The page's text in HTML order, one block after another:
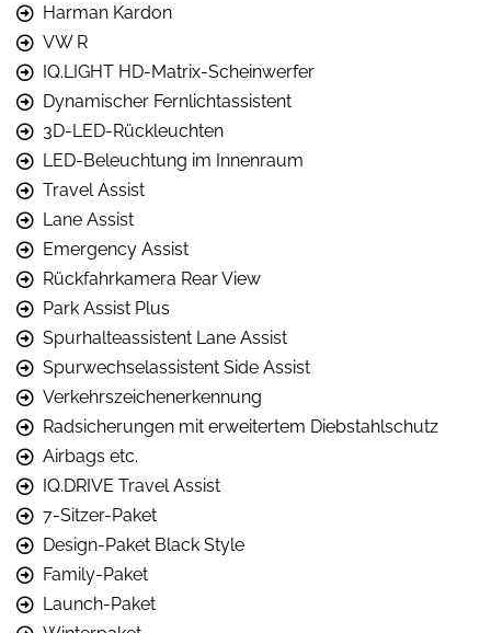
Harman Kardon
VW R
IQ.LIGHT HD-Matrix-Scheinwerfer
Dynamischer Fernlichtassistent
3D-LED-Rückleuchten
LED-Beleuchtung im Innenraum
Travel Assist
Lane Assist
Emergency Assist
Rückfahrkamera Rear View
Park Assist Plus
Spurhalteassistent Lane Assist
Spurwechselassistent Side Assist
Verkehrszeichenerkennung
Radsicherungen mit erweitertem Diebstahlschutz
Airbags etc.
IQ.DRIVE Travel Assist
7-Sitzer-Paket
Design-Paket Black Style
Family-Paket
Launch-Paket